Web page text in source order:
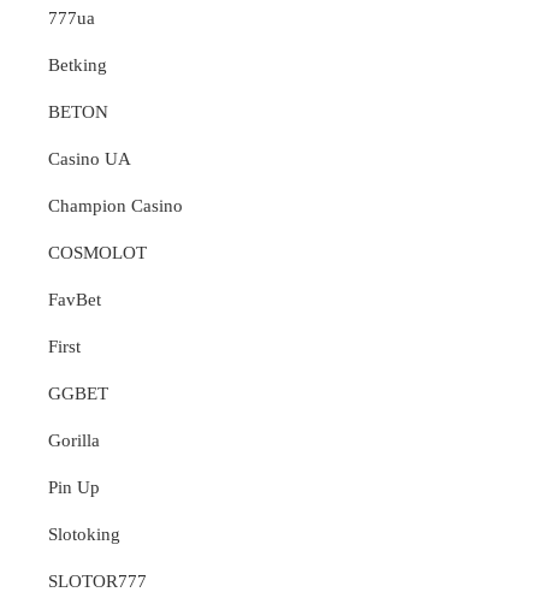
777ua
Betking
BETON
Casino UA
Champion Casino
COSMOLOT
FavBet
First
GGBET
Gorilla
Pin Up
Slotoking
SLOTOR777